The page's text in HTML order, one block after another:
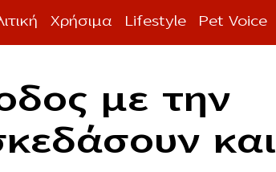
Χρήσιμα Lifestyle Pet Voice
με την
και